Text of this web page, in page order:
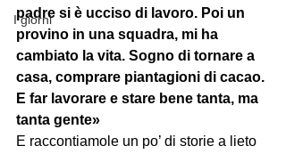
I giorni
padre si è ucciso di lavoro. Poi un
provino in una squadra, mi ha
cambiato la vita. Sogno di tornare a
casa, comprare piantagioni di cacao.
E far lavorare e stare bene tanta, ma
tanta gente»
E raccontiamole un po’ di storie a lieto